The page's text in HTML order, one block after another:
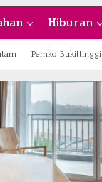
Hiburan
Pemko Bukittinggi